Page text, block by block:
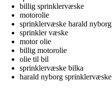
billig sprinklervæske
motorolie
sprinklervæske harald nyborg
sprinkler væske
motor olie
billig motorolie
olie til bil
sprinklervæske bilka
harald nyborg sprinklervæske